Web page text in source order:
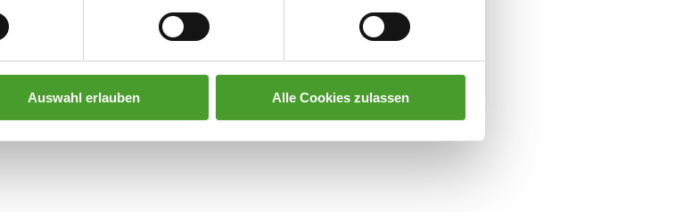
Auswahl erlauben Alle Cookies zulassen